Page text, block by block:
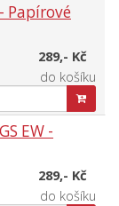
Papírové
289,- Kč
do košíku
EW -
289,- Kč
do košíku